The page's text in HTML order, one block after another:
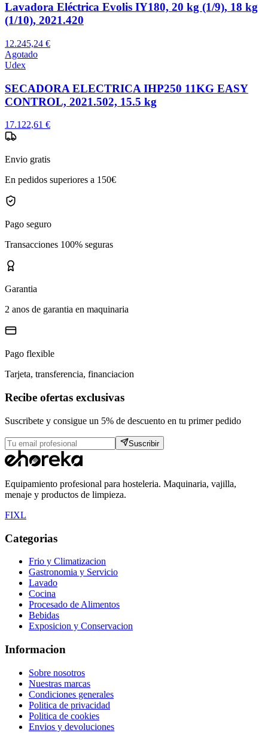
Lavadora Eléctrica Evolis IY180, 20 kg (1/9), 18 kg
(1/10), 2021.420
12.245,24 €
Agotado
Udex
SECADORA ELECTRICA IHP250 11KG EASY
CONTROL, 2021.502, 15.5 kg
17.122,61 €
Envio gratis
En pedidos superiores a 150€
Pago seguro
Transacciones 100% seguras
Garantia
2 anos de garantia en maquinaria
Pago flexible
Tarjeta, transferencia, financiacion
Recibe ofertas exclusivas
Suscribete y consigue un 5% de descuento en tu primer pedido
Suscribir
Equipamiento profesional para hosteleria. Maquinaria, vajilla,
menaje y productos de limpieza.
FIXL
Categorias
Frio y Climatizacion
Gastronomia y Servicio
Lavado
Cocina
Procesado de Alimentos
Bebidas
Exposicion y Conservacion
Informacion
Sobre nosotros
Nuestras marcas
Condiciones generales
Politica de privacidad
Politica de cookies
Envios y devoluciones